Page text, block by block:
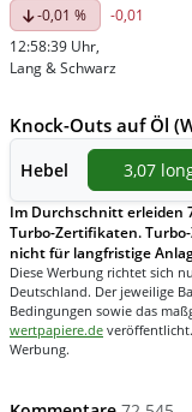
-0,01 %
-0,01
12:58:39 Uhr,
Lang & Schwarz
Knock-Outs auf Öl
Hebel 3,07
Im Durchschnitt erleiden
Turbo-Zertifikaten.
nicht für langfristige
Diese Werbung richtet sich
Deutschland. Der jeweilige
Bedingungen sowie das
wertpapiere.de
Werbung.